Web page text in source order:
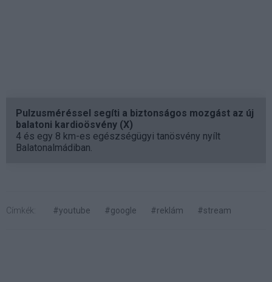
Pulzusméréssel segíti a biztonságos mozgást az új
balatoni kardioösvény (X)
4 és egy 8 km-es egészségügyi tanösvény nyílt
Balatonalmádiban.
Címkék: #youtube #google #reklám #stream